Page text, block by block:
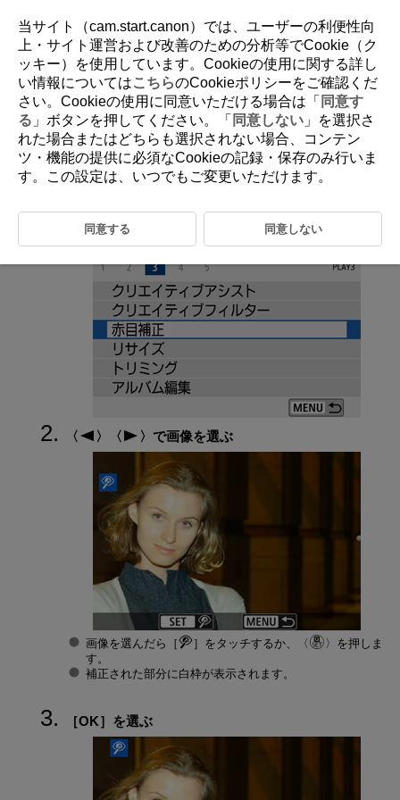
D100-131
赤目補正
目が赤く撮影されてしまった画像の赤目部分を自動的に補正します。別
画像として保存できます。
：赤目補正
で画像を選ぶ
画像を選んだら［ ］をタッチするか、
を押しま
す。
補正された部分に白枠が表示されます。
［OK］を選ぶ
当サイト（cam.start.canon）では、ユーザーの利便性向
上・サイト運営および改善のための分析等でCookie（ク
ッキー）を使用しています。Cookieの使用に関する詳し
い情報についてはこちらのCookieポリシーをご確認くだ
さい。Cookieの使用に同意いただける場合は「 同意す
る 」ボタンを押してください。「 同意しない 」を選択さ
れた場合またはどちらも選択されない場合、コンテン
ツ・機能の提供に必須なCookieの記録・保存のみ行いま
す。この設定は、いつでもご変更いただけます。
同意する 同意しない